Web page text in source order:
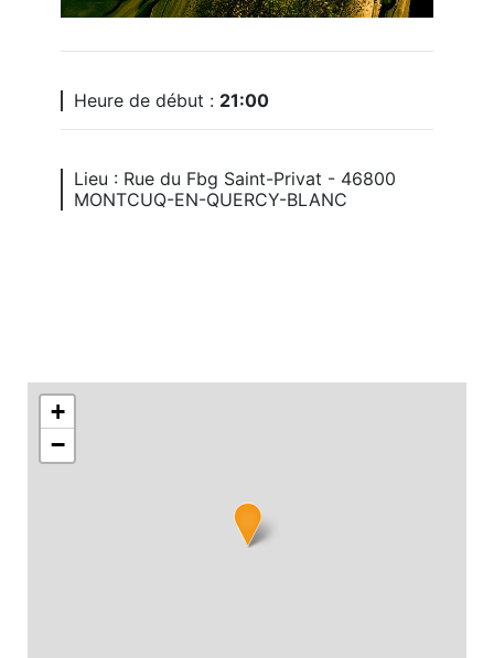
Heure de début : 21:00
Lieu : Rue du Fbg Saint-Privat - 46800
MONTCUQ-EN-QUERCY-BLANC
+
−